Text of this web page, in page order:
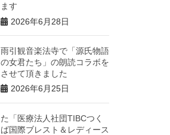
ます
2026年6月28日
雨引観音楽法寺で「源氏物語
の女君たち」の朗読コラボを
させて頂きました
2026年6月25日
た「医療法人社団TIBCつく
ば国際ブレスト＆レディース